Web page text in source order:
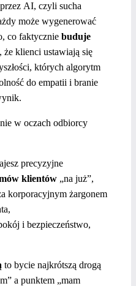
AI, czyli sucha
może wygenerować
co faktycznie buduje
że klienci ustawiają się
których algorytm
do empatii i branie
w oczach odbiorcy
precyzyjne
klientów „na już”,
korporacyjnym żargonem
i bezpieczeństwo,
to bycie najkrótszą drogą
a punktem „mam